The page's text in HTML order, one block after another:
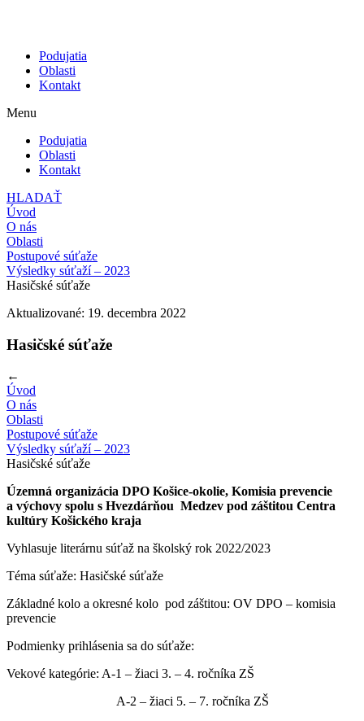
Podujatia
Oblasti
Kontakt
Menu
Podujatia
Oblasti
Kontakt
HLADAŤ
Úvod
O nás
Oblasti
Postupové súťaže
Výsledky súťaží – 2023
Hasičské súťaže
Aktualizované: 19. decembra 2022
Hasičské súťaže
←
Úvod
O nás
Oblasti
Postupové súťaže
Výsledky súťaží – 2023
Hasičské súťaže
Územná organizácia DPO Košice-okolie, Komisia prevencie
a výchovy spolu s Hvezdárňou Medzev pod záštitou Centra
kultúry Košického kraja
Vyhlasuje literárnu súťaž na školský rok 2022/2023
Téma súťaže: Hasičské súťaže
Základné kolo a okresné kolo pod záštitou: OV DPO – komisia
prevencie
Podmienky prihlásenia sa do súťaže:
Vekové kategórie: A-1 – žiaci 3. – 4. ročníka ZŠ
A-2 – žiaci 5. – 7. ročníka ZŠ